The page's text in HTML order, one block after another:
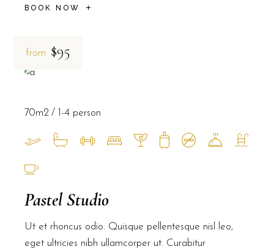
BOOK NOW
from $95
Pastel Studio
Ut et rhoncus odio. Quisque pellentesque nisl leo,
eget ultricies nibh ullamcorper ut. Curabitur
70m2 1-4 person